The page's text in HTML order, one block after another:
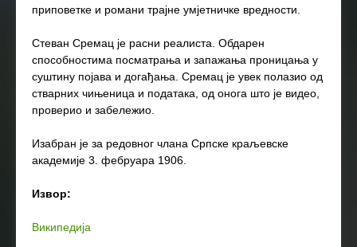
приповетке и романи трајне умјетничке вредности.
Стеван Сремац је расни реалиста. Обдарен
способностима посматрања и запажања проницања у
суштину појава и догађања. Сремац је увек полазио од
стварних чињеница и података, од онога што је видео,
проверио и забележио.
Изабран је за редовног члана Српске краљевске
академије 3. фебруара 1906.
Извор:
Википедија